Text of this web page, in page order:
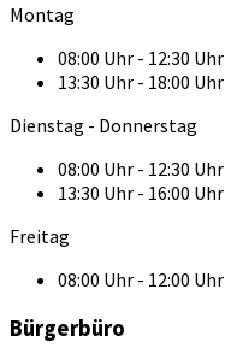
Montag
08:00 Uhr - 12:30 Uhr
13:30 Uhr - 18:00 Uhr
Dienstag - Donnerstag
08:00 Uhr - 12:30 Uhr
13:30 Uhr - 16:00 Uhr
Freitag
08:00 Uhr - 12:00 Uhr
Bürgerbüro